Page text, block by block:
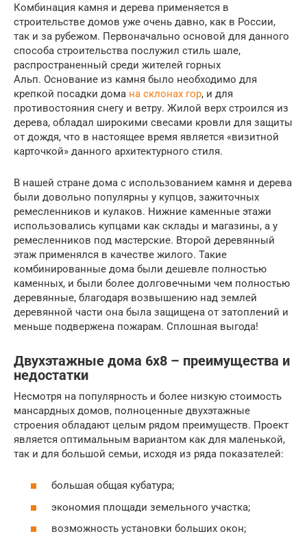
Комбинация камня и дерева применяется в
строительстве домов уже очень давно, как в России,
так и за рубежом. Первоначально основой для данного
способа строительства послужил стиль шале,
распространенный среди жителей горных
Альп. Основание из камня было необходимо для
крепкой посадки дома на склонах гор, и для
противостояния снегу и ветру. Жилой верх строился из
дерева, обладал широкими свесами кровли для защиты
от дождя, что в настоящее время является «визитной
карточкой» данного архитектурного стиля.
В нашей стране дома с использованием камня и дерева
были довольно популярны у купцов, зажиточных
ремесленников и кулаков. Нижние каменные этажи
использовались купцами как склады и магазины, а у
ремесленников под мастерские. Второй деревянный
этаж применялся в качестве жилого. Такие
комбинированные дома были дешевле полностью
каменных, и были более долговечными чем полностью
деревянные, благодаря возвышению над землей
деревянной части она была защищена от затоплений и
меньше подвержена пожарам. Сплошная выгода!
Двухэтажные дома 6х8 – преимущества и
недостатки
Несмотря на популярность и более низкую стоимость
мансардных домов, полноценные двухэтажные
строения обладают целым рядом преимуществ. Проект
является оптимальным вариантом как для маленькой,
так и для большой семьи, исходя из ряда показателей:
большая общая кубатура;
экономия площади земельного участка;
возможность установки больших окон;